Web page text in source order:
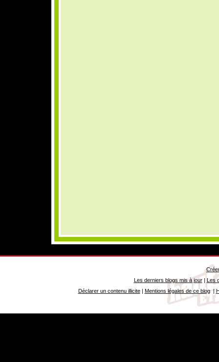
Les derniers blogs mis à jour| Les
Déclarer un contenu illicite| Mentions légales de ce blog|